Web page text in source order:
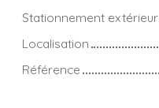
Stationnement extérieur
Localisation
Référence